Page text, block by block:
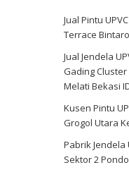
Jual Pintu
Terrace
Jual Jendela
Gading
Melati Bekasi
Kusen Pintu
Grogol Utara
Pabrik Jendela
Sektor 2